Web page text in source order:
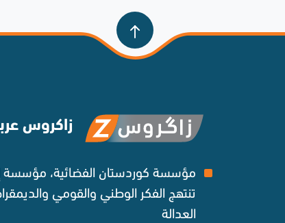
زاكروس
مؤسسة كوردستان الفضائية، مؤسسة
تنتهج الفكر الوطني والقومي
العدالة ‌